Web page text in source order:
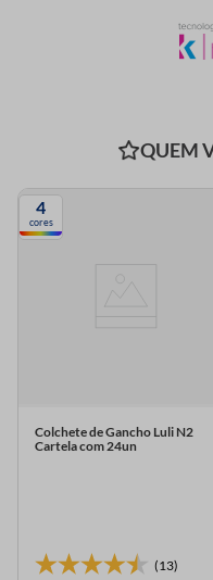
QUEM
4
cores
Colchete de Gancho Luli N2
Cartela com 24un
(13)